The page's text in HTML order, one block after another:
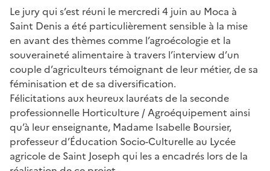
Le jury qui s’est réuni le mercredi 4 juin au Moca à
Saint Denis a été particulièrement sensible à la mise
en avant des thèmes comme l’agroécologie et la
souveraineté alimentaire à travers l’interview d’un
couple d’agriculteurs témoignant de leur métier, de sa
féminisation et de sa diversification.
Félicitations aux heureux lauréats de la seconde
professionnelle Horticulture / Agroéquipement ainsi
qu’à leur enseignante, Madame Isabelle Boursier,
professeur d’Éducation Socio-Culturelle au Lycée
agricole de Saint Joseph qui les a encadrés lors de la